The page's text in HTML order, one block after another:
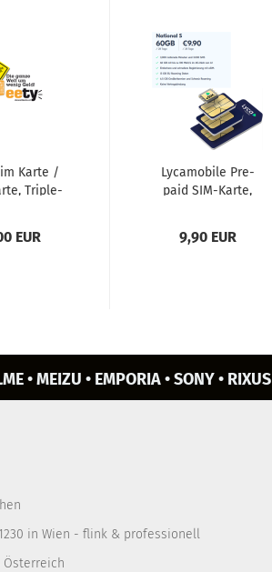
Karte /
Trip­le­
EUR
Ly­ca­mo­bi­le Pre­
paid SIM-​Karte,
9,90 EUR
• MEIZU • EMPORIA • SONY • RIXUS
in Wien - flink & professionell
Österreich